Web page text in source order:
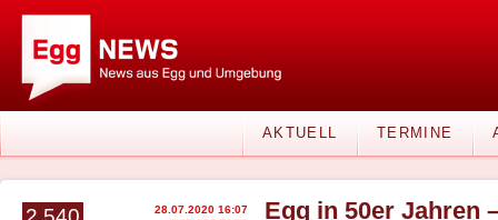
AKTUELL TERMINE
28.07.2020 16:07
Egg in 50er Jahren